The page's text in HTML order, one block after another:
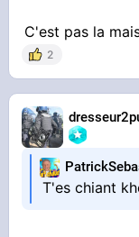
C'est pas la
2
T'es chiant